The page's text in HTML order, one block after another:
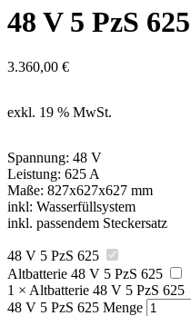
48 V 5 PzS 625
3.360,00 €
exkl. 19 % MwSt.
Spannung: 48 V
Leistung: 625 A
Maße: 827x627x627 mm
inkl: Wasserfüllsystem
inkl. passendem Steckersatz
48 V 5 PzS 625
Altbatterie 48 V 5 PzS 625
1 × Altbatterie 48 V 5 PzS 625
48 V 5 PzS 625 Menge